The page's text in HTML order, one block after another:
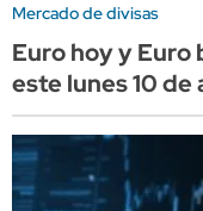
Mercado de divisas
Euro hoy y Euro
este lunes 10 de